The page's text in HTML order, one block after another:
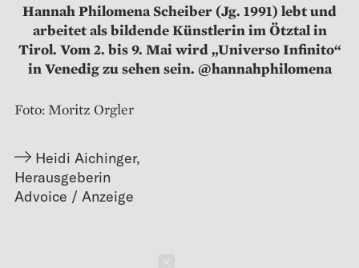
Hannah Philomena Scheiber (Jg. 1991) lebt und
arbeitet als bildende Künstlerin im Ötztal in
Tirol. Vom 2. bis 9. Mai wird „Universo Infinito“
in Venedig zu sehen sein. @hannahphilomena
Foto: Moritz Orgler
Heidi Aichinger,
Herausgeberin